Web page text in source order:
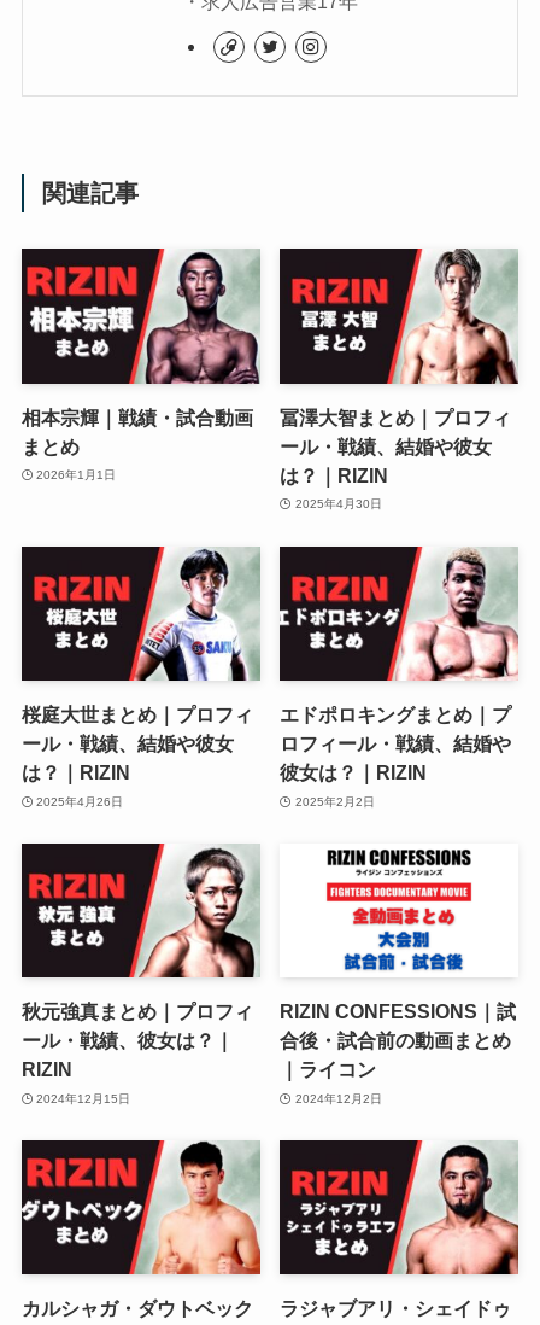
関連記事
相本宗輝｜戦績・試合動画
まとめ
2026年1月1日
冨澤大智まとめ｜プロフィ
ール・戦績、結婚や彼女
は？｜RIZIN
2025年4月30日
桜庭大世まとめ｜プロフィ
ール・戦績、結婚や彼女
は？｜RIZIN
2025年4月26日
エドポロキングまとめ｜プ
ロフィール・戦績、結婚や
彼女は？｜RIZIN
2025年2月2日
秋元強真まとめ｜プロフィ
ール・戦績、彼女は？｜
RIZIN
2024年12月15日
RIZIN CONFESSIONS｜試
合後・試合前の動画まとめ
｜ライコン
2024年12月2日
カルシャガ・ダウトベック
ラジャブアリ・シェイドゥ